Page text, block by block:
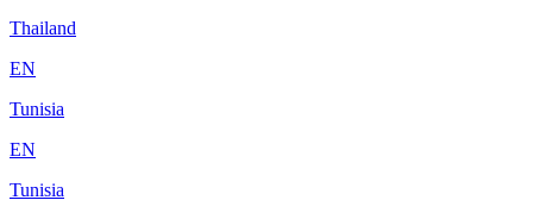
Thailand
EN
Tunisia
EN
Tunisia